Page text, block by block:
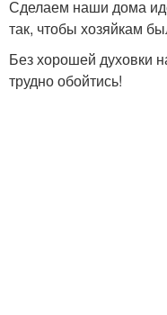
Сделаем наши дома
так, чтобы хозяйкам
Без хорошей духовки
трудно обойтись!